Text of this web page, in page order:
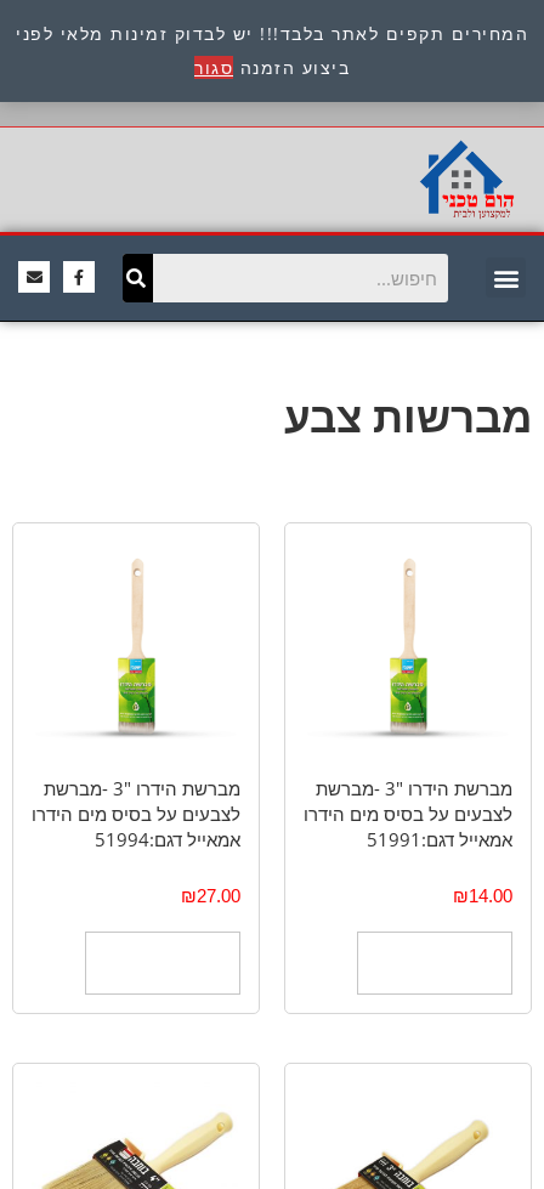
המחירים תקפים לאתר בלבד!!! יש לבדוק זמינות מלאי לפני
ביצוע הזמנה סגור
כתובת : היוזמים 9 אור יהודה שירות לקוחות 054-
8945722
מברשות צבע
מברשת הידרו "3 -מברשת
לצבעים על בסיס מים הידרו
אמאייל דגם:51991
₪14.00
מברשת הידרו "3 -מברשת
לצבעים על בסיס מים הידרו
אמאייל דגם:51994
₪27.00